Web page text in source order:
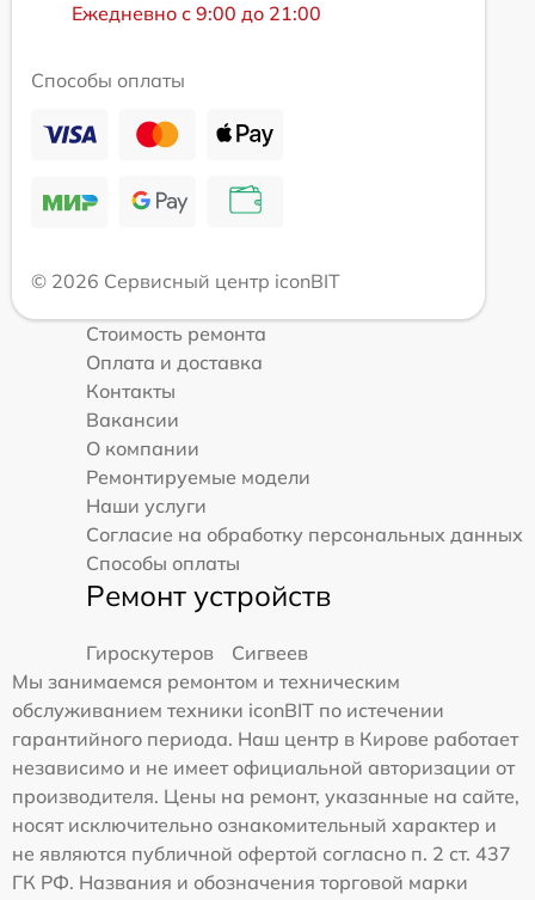
Ежедневно с 9:00 до 21:00
Способы оплаты
© 2026 Сервисный центр iconBIT
Стоимость ремонта
Оплата и доставка
Контакты
Вакансии
О компании
Ремонтируемые модели
Наши услуги
Согласие на обработку персональных данных
Способы оплаты
Ремонт устройств
Гироскутеров
Сигвеев
Мы занимаемся ремонтом и техническим
обслуживанием техники iconBIT по истечении
гарантийного периода. Наш центр в Кирове работает
независимо и не имеет официальной авторизации от
производителя. Цены на ремонт, указанные на сайте,
носят исключительно ознакомительный характер и
не являются публичной офертой согласно п. 2 ст. 437
ГК РФ. Названия и обозначения торговой марки